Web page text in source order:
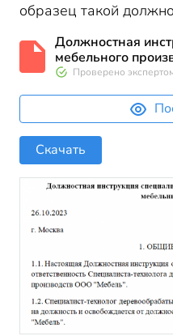
образец такой
Должностная
мебельного
Проверено
Скачать